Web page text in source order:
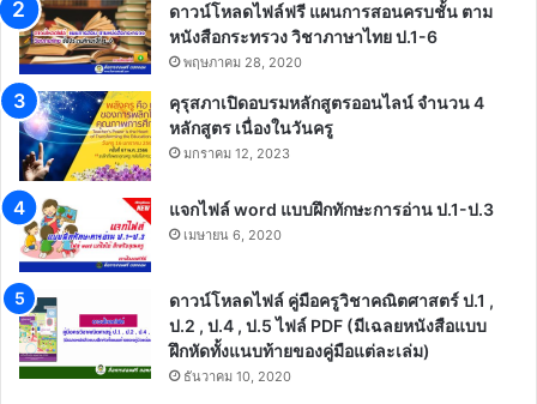
ดาวน์โหลดไฟล์ฟรี แผนการสอนครบชั้น ตาม
หนังสือกระทรวง วิชาภาษาไทย ป.1-6
พฤษภาคม 28, 2020
คุรุสภาเปิดอบรมหลักสูตรออนไลน์ จำนวน 4
หลักสูตร เนื่องในวันครู
มกราคม 12, 2023
แจกไฟล์ word แบบฝึกทักษะการอ่าน ป.1-ป.3
เมษายน 6, 2020
ดาวน์โหลดไฟล์ คู่มือครูวิชาคณิตศาสตร์ ป.1 ,
ป.2 , ป.4 , ป.5 ไฟล์ PDF (มีเฉลยหนังสือแบบ
ฝึกหัดทั้งแนบท้ายของคู่มือแต่ละเล่ม)
ธันวาคม 10, 2020